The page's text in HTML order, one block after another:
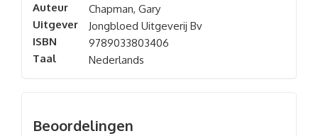
Auteur
Chapman, Gary
Uitgever
Jongbloed Uitgeverij Bv
ISBN
9789033803406
Taal
Nederlands
Beoordelingen